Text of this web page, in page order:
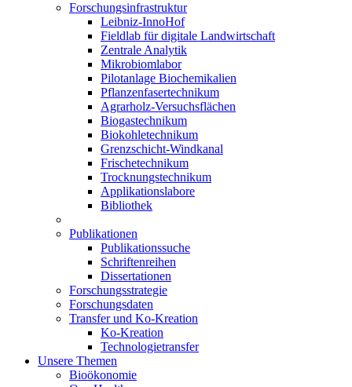
Forschungsinfrastruktur
Leibniz-InnoHof
Fieldlab für digitale Landwirtschaft
Zentrale Analytik
Mikrobiomlabor
Pilotanlage Biochemikalien
Pflanzenfasertechnikum
Agrarholz-Versuchsflächen
Biogastechnikum
Biokohletechnikum
Grenzschicht-Windkanal
Frischetechnikum
Trocknungstechnikum
Applikationslabore
Bibliothek
Publikationen
Publikationssuche
Schriftenreihen
Dissertationen
Forschungsstrategie
Forschungsdaten
Transfer und Ko-Kreation
Ko-Kreation
Technologietransfer
Unsere Themen
Bioökonomie